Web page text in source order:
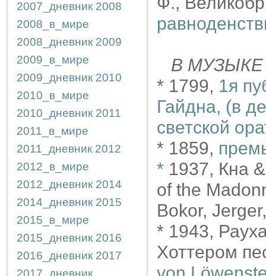
2007_дневник 2008
2008_в_мире
2008_дневник 2009
2009_в_мире
2009_дневник 2010
2010_в_мире
2010_дневник 2011
2011_в_мире
2011_дневник 2012
2012_в_мире
2012_дневник 2014
2014_дневник 2015
2015_в_мире
2015_дневник 2016
2016_дневник 2017
2017_дневник
В МУЗЫКЕ
* 1799, 1я
Гайдна, (в
светской
* 1859,
* 1937, Кна
of the
Bokor,
* 1943,
Хоттером